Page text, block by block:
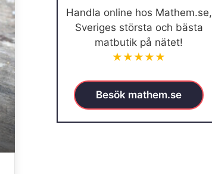
Handla online hos Mathem.se,
Sveriges största och bästa
matbutik på nätet!
★★★★★
Besök mathem.se